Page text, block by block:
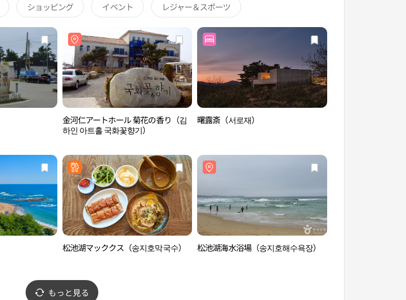
ショッピング イベント レジャー＆スポーツ
金河仁アートホール 菊花の香り（김
하인 아트홀 국화꽃향기）
曙露斎（서로재）
松池湖マッククス（송지호막국수） 松池湖海水浴場（송지호해수욕장）
もっと見る